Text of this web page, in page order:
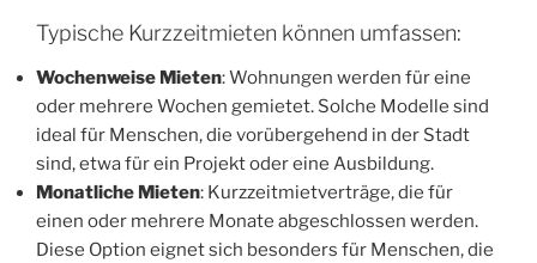
Typische Kurzzeitmieten können umfassen:
Wochenweise Mieten: Wohnungen werden für eine
oder mehrere Wochen gemietet. Solche Modelle sind
ideal für Menschen, die vorübergehend in der Stadt
sind, etwa für ein Projekt oder eine Ausbildung.
Monatliche Mieten: Kurzzeitmietverträge, die für
einen oder mehrere Monate abgeschlossen werden.
Diese Option eignet sich besonders für Menschen, die